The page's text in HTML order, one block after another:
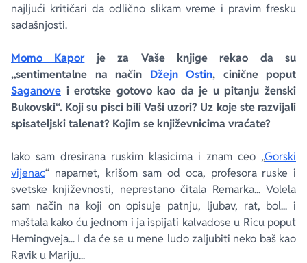
najljući kritičari da odlično slikam vreme i pravim fresku
sadašnjosti.
Momo Kaporje za Vaše knjige rekao da su
„sentimentalne na način Džejn Ostin, cinične poput
Saganove i erotske gotovo kao da je u pitanju ženski
Bukovski“. Koji su pisci bili Vaši uzori? Uz koje ste razvijali
spisateljski talenat? Kojim se književnicima vraćate?
Iako sam dresirana ruskim klasicima i znam ceo „Gorski
vijenac“ napamet, krišom sam od oca, profesora ruske i
svetske književnosti, neprestano čitala Remarka... Volela
sam način na koji on opisuje patnju, ljubav, rat, bol... i
maštala kako ću jednom i ja ispijati kalvadose u Ricu poput
Hemingveja... I da će se u mene ludo zaljubiti neko baš kao
Ravik u Mariju...